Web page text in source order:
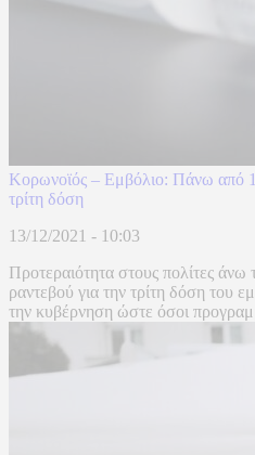
Κορωνοϊός – Εμβόλιο: Πάνω από
τρίτη δόση
13/12/2021 - 10:03
Προτεραιότητα στους πολίτες
ραντεβού για την τρίτη δόση του
την κυβέρνηση ώστε όσοι